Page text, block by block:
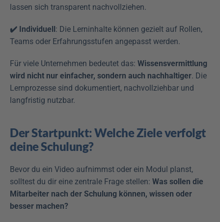
lassen sich transparent nachvollziehen.
✔️ Individuell: Die Lerninhalte können gezielt auf Rollen,
Teams oder Erfahrungsstufen angepasst werden.
Für viele Unternehmen bedeutet das: Wissensvermittlung
wird nicht nur einfacher, sondern auch nachhaltiger. Die
Lernprozesse sind dokumentiert, nachvollziehbar und
langfristig nutzbar.
Der Startpunkt: Welche Ziele verfolgt
deine Schulung?
Bevor du ein Video aufnimmst oder ein Modul planst,
solltest du dir eine zentrale Frage stellen: Was sollen die
Mitarbeiter nach der Schulung können, wissen oder
besser machen?